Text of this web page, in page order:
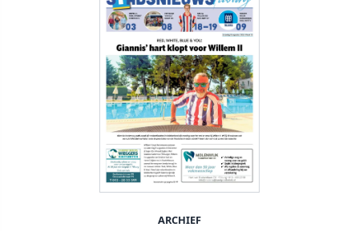
ARCHIEF